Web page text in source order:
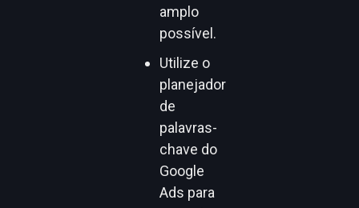
amplo
possível.
Utilize o
planejador
de
palavras-
chave do
Google
Ads para